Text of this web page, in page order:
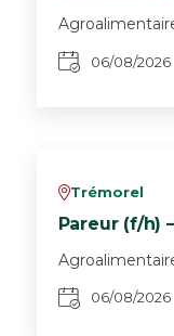
06/08/2026
vTrémorel
Pareur (f/h)
06/08/2026